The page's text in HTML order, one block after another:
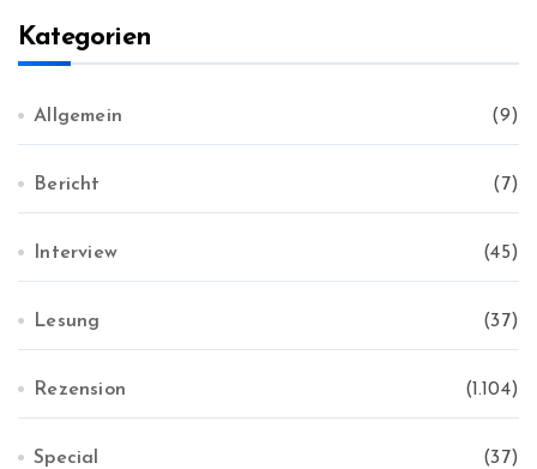
vKategorien
Allgemein (9)
Bericht (7)
Interview (45)
Lesung (37)
Rezension (1.104)
Special (37)